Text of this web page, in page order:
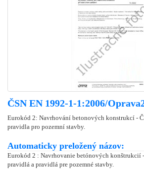
ČSN EN 1992-1-1:2006/
Eurokód 2: Navrhování betonových konstrukcí -
pravidla pro pozemní stavby.
Automaticky preložený názov:
Eurokód 2 : Navrhovanie betónových konštrukcií
pravidlá a pravidlá pre pozemné stavby.